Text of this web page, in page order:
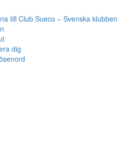
till Club Sueco – Svenska klubben
dig